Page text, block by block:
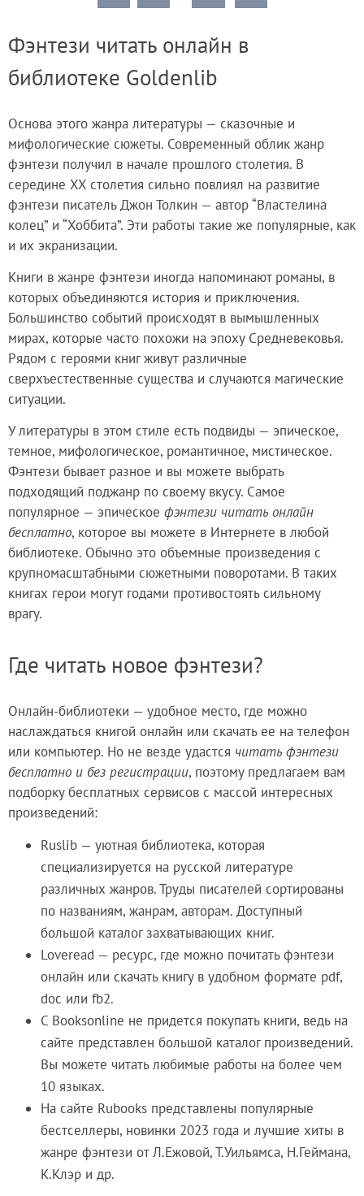
Фэнтези читать онлайн в
библиотеке Goldenlib
Основа этого жанра литературы — сказочные и
мифологические сюжеты. Современный облик жанр
фэнтези получил в начале прошлого столетия. В
середине XX столетия сильно повлиял на развитие
фэнтези писатель Джон Толкин — автор “Властелина
колец” и “Хоббита”. Эти работы такие же популярные, как
и их экранизации.
Книги в жанре фэнтези иногда напоминают романы, в
которых объединяются история и приключения.
Большинство событий происходят в вымышленных
мирах, которые часто похожи на эпоху Средневековья.
Рядом с героями книг живут различные
сверхъестественные существа и случаются магические
ситуации.
У литературы в этом стиле есть подвиды — эпическое,
темное, мифологическое, романтичное, мистическое.
Фэнтези бывает разное и вы можете выбрать
подходящий поджанр по своему вкусу. Самое
популярное — эпическое фэнтези читать онлайн
бесплатно, которое вы можете в Интернете в любой
библиотеке. Обычно это объемные произведения с
крупномасштабными сюжетными поворотами. В таких
книгах герои могут годами противостоять сильному
врагу.
Где читать новое фэнтези?
Онлайн-библиотеки — удобное место, где можно
наслаждаться книгой онлайн или скачать ее на телефон
или компьютер. Но не везде удастся читать фэнтези
бесплатно и без регистрации, поэтому предлагаем вам
подборку бесплатных сервисов с массой интересных
произведений:
Ruslib — уютная библиотека, которая
специализируется на русской литературе
различных жанров. Труды писателей сортированы
по названиям, жанрам, авторам. Доступный
большой каталог захватывающих книг.
Loveread — ресурс, где можно почитать фэнтези
онлайн или скачать книгу в удобном формате pdf,
doc или fb2.
С Booksonline не придется покупать книги, ведь на
сайте представлен большой каталог произведений.
Вы можете читать любимые работы на более чем
10 языках.
На сайте Rubooks представлены популярные
бестселлеры, новинки 2023 года и лучшие хиты в
жанре фэнтези от Л.Ежовой, Т.Уильямса, Н.Геймана,
К.Клэр и др.